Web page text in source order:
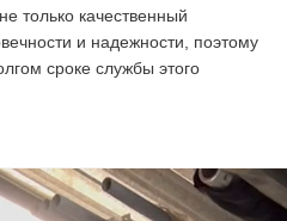
только качественный
и надежности, поэтому
сроке службы этого